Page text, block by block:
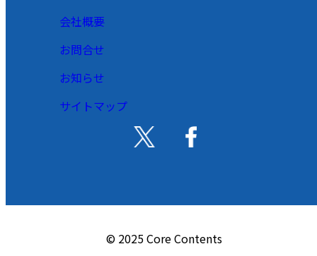
会社概要
お問合せ
お知らせ
サイトマップ
© 2025 Core Contents